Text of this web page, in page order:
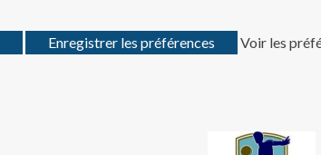
Enregistrer les préférences
Voir les